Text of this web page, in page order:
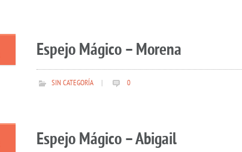
Espejo Mágico – Morena
SIN CATEGORÍA 0
Espejo Mágico – Abigail